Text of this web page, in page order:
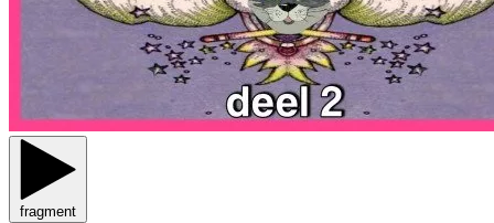
fragment